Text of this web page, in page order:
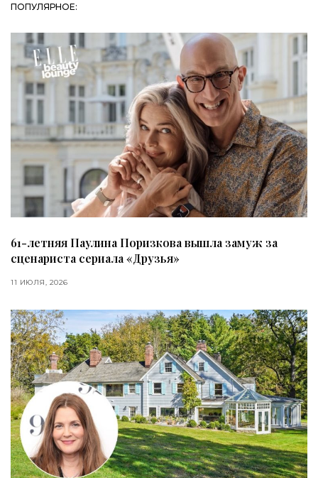
ПОПУЛЯРНОЕ:
61-летняя Паулина Поризкова вышла замуж за
сценариста сериала «Друзья»
11 ИЮЛЯ, 2026